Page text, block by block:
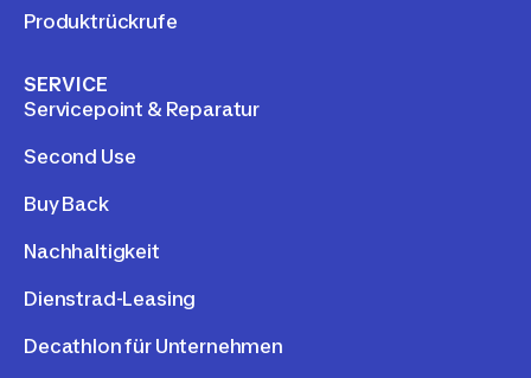
Produktrückrufe
SERVICE
Servicepoint & Reparatur
Second Use
Buy Back
Nachhaltigkeit
Dienstrad-Leasing
Decathlon für Unternehmen